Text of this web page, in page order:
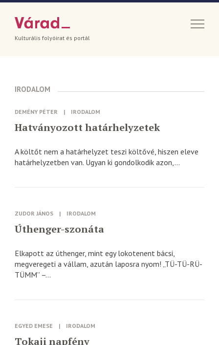
Kulturális folyóirat és portál
IRODALOM
DEMÉNY PÉTER | IRODALOM
Hatványozott határhelyzetek
A költőt nem a határhelyzet teszi költővé, hiszen eleve
határhelyzetben van. Ugyan ki gondolkodik azon,...
ZUDOR JÁNOS | IRODALOM
Úthenger-szonáta
Elkapott az úthenger, mint egy lokotenent bácsi,
megveregeti a vállam, azután laposra nyom! „TÜ-TÜ-RÜ-
TÜMM” –...
EGYED EMESE | IRODALOM
Tokaji napfény